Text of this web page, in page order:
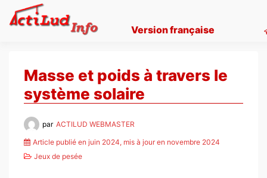
Skip
Version française
Masse et poids à travers le
système solaire
par ACTILUD WEBMASTER
Article publié en juin 2024, mis à jour en novembre 2024
Jeux de pesée